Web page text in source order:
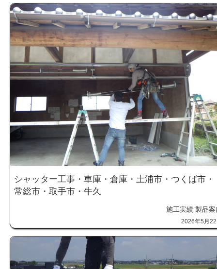
シャッター工事・車庫・倉庫・土浦市・つくば市・
常総市・取手市・牛久
施工実績 製品案
2026年5月